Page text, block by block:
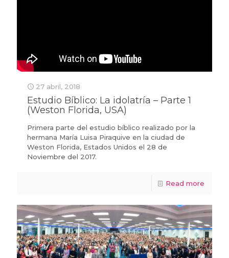
27 abril, 2018
Estudio Bíblico: La idolatría – Parte 1
(Weston Florida, USA)
Primera parte del estudio bíblico realizado por la
hermana María Luisa Piraquive en la ciudad de
Weston Florida, Estados Unidos el 28 de
Noviembre del 2017.
Read more